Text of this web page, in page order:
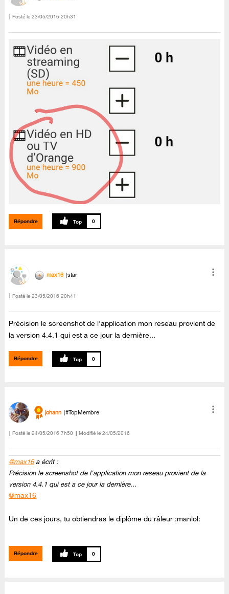
Posté le ‎23/05/2016 20h31
Répondre 0
max16 star
Posté le ‎23/05/2016 20h41
Précision le screenshot de l'application mon reseau provient de
la version 4.4.1 qui est a ce jour la dernière...
Répondre 0
johann #TopMembre
Posté le ‎24/05/2016 7h50 Modifié le 24/05/2016
@max16a écrit :
Précision le screenshot de l'application mon reseau provient de la
version 4.4.1 qui est a ce jour la dernière...
@max16
Un de ces jours, tu obtiendras le diplôme du râleur :manlol:
Répondre 0